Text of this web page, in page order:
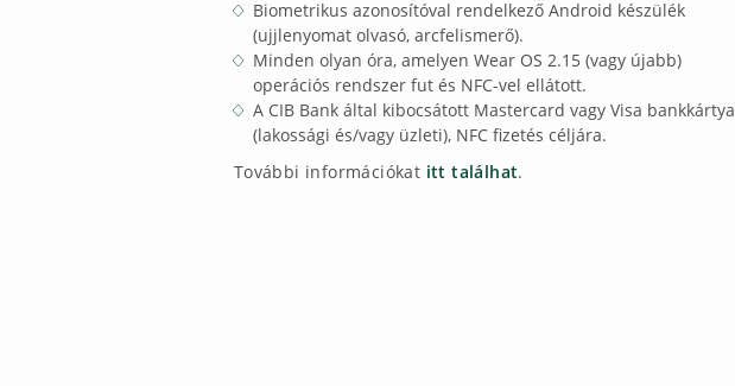
Biometrikus azonosítóval rendelkező Android készülék
(ujjlenyomat olvasó, arcfelismerő).
Minden olyan óra, amelyen Wear OS 2.15 (vagy újabb)
operációs rendszer fut és NFC-vel ellátott.
A CIB Bank által kibocsátott Mastercard vagy Visa bankkártya
(lakossági és/vagy üzleti), NFC fizetés céljára.
További információkat itt találhat.